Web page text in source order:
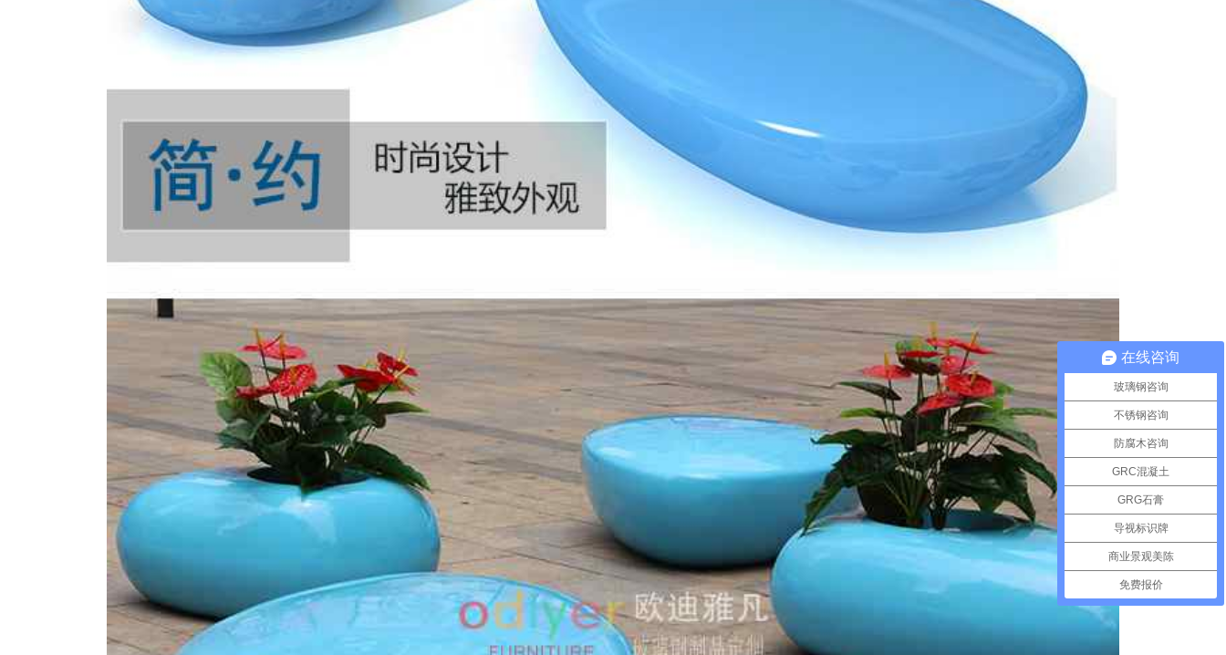
在线咨询
玻璃钢咨询
不锈钢咨询
防腐木咨询
GRC混凝土
GRG石膏
导视标识牌
商业景观美陈
免费报价